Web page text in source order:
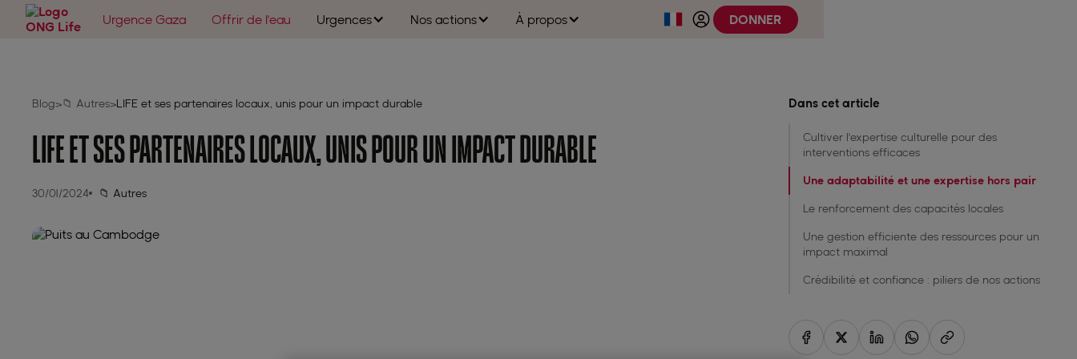
Urgence Gaza Offrir de l'eau Urgences Nos actions À propos DONNER
Blog>📁 Autres>LIFE et ses partenaires locaux, unis pour un impact durable
LIFE ET SES PARTENAIRES LOCAUX, UNIS POUR UN IMPACT DURABLE
30/01/2024 📁 Autres
Dans cet article
Cultiver l'expertise culturelle pour des
interventions efficaces
Une adaptabilité et une expertise hors pair
Le renforcement des capacités locales
Une gestion efficiente des ressources pour un
impact maximal
Crédibilité et confiance : piliers de nos actions